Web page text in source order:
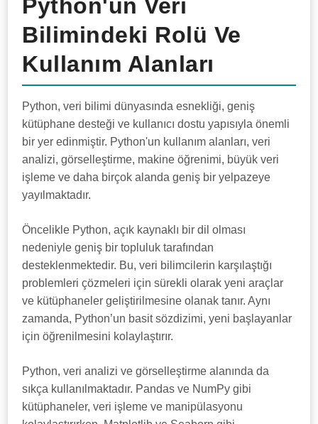
Python'un Veri
Bilimindeki Rolü Ve
Kullanım Alanları
Python, veri bilimi dünyasında esnekliği, geniş
kütüphane desteği ve kullanıcı dostu yapısıyla önemli
bir yer edinmiştir. Python'un kullanım alanları, veri
analizi, görselleştirme, makine öğrenimi, büyük veri
işleme ve daha birçok alanda geniş bir yelpazeye
yayılmaktadır.
Öncelikle Python, açık kaynaklı bir dil olması
nedeniyle geniş bir topluluk tarafından
desteklenmektedir. Bu, veri bilimcilerin karşılaştığı
problemleri çözmeleri için sürekli olarak yeni araçlar
ve kütüphaneler geliştirilmesine olanak tanır. Aynı
zamanda, Python’un basit sözdizimi, yeni başlayanlar
için öğrenilmesini kolaylaştırır.
Python, veri analizi ve görselleştirme alanında da
sıkça kullanılmaktadır. Pandas ve NumPy gibi
kütüphaneler, veri işleme ve manipülasyonu